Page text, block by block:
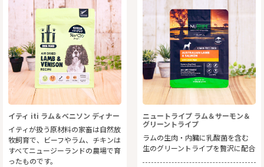
イティ iti ラム＆ベニソン ディナー
イティが扱う原材料の家畜は自然放
牧飼育で、ビーフやラム、チキンは
すべてニュージーランドの農場で育
ったものです。
ニュートライプ ラム＆サーモン＆
グリーントライプ
ラムの生肉・内臓に乳酸菌を含む
生のグリーントライプを贅沢に配合